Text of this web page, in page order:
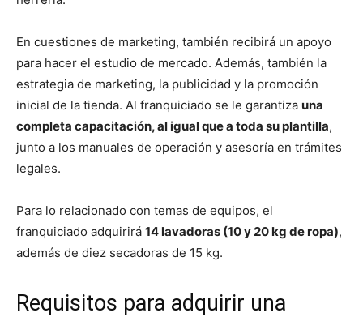
En cuestiones de marketing, también recibirá un apoyo
para hacer el estudio de mercado. Además, también la
estrategia de marketing, la publicidad y la promoción
inicial de la tienda. Al franquiciado se le garantiza una
completa capacitación, al igual que a toda su plantilla,
junto a los manuales de operación y asesoría en trámites
legales.
Para lo relacionado con temas de equipos, el
franquiciado adquirirá 14 lavadoras (10 y 20 kg de ropa),
además de diez secadoras de 15 kg.
Requisitos para adquirir una